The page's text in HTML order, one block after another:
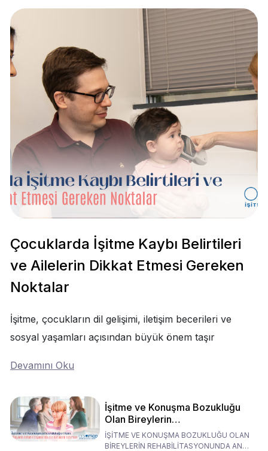
Çocuklarda İşitme Kaybı Belirtileri
ve Ailelerin Dikkat Etmesi Gereken
Noktalar
İşitme, çocukların dil gelişimi, iletişim becerileri ve
sosyal yaşamları açısından büyük önem taşır
Devamını Oku
İşitme ve Konuşma Bozukluğu
Olan Bireylerin
Rehabilitasyonunda Ana
Babaların Tutumları
İŞİTME VE KONUŞMA BOZUKLUĞU OLAN
BİREYLERİN REHABİLİTASYONUNDA ANA